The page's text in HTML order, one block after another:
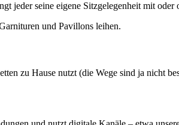
jeder seine eigene Sitzgelegenheit mit
und Pavillons leihen.
zu Hause nutzt (die Wege sind ja nicht